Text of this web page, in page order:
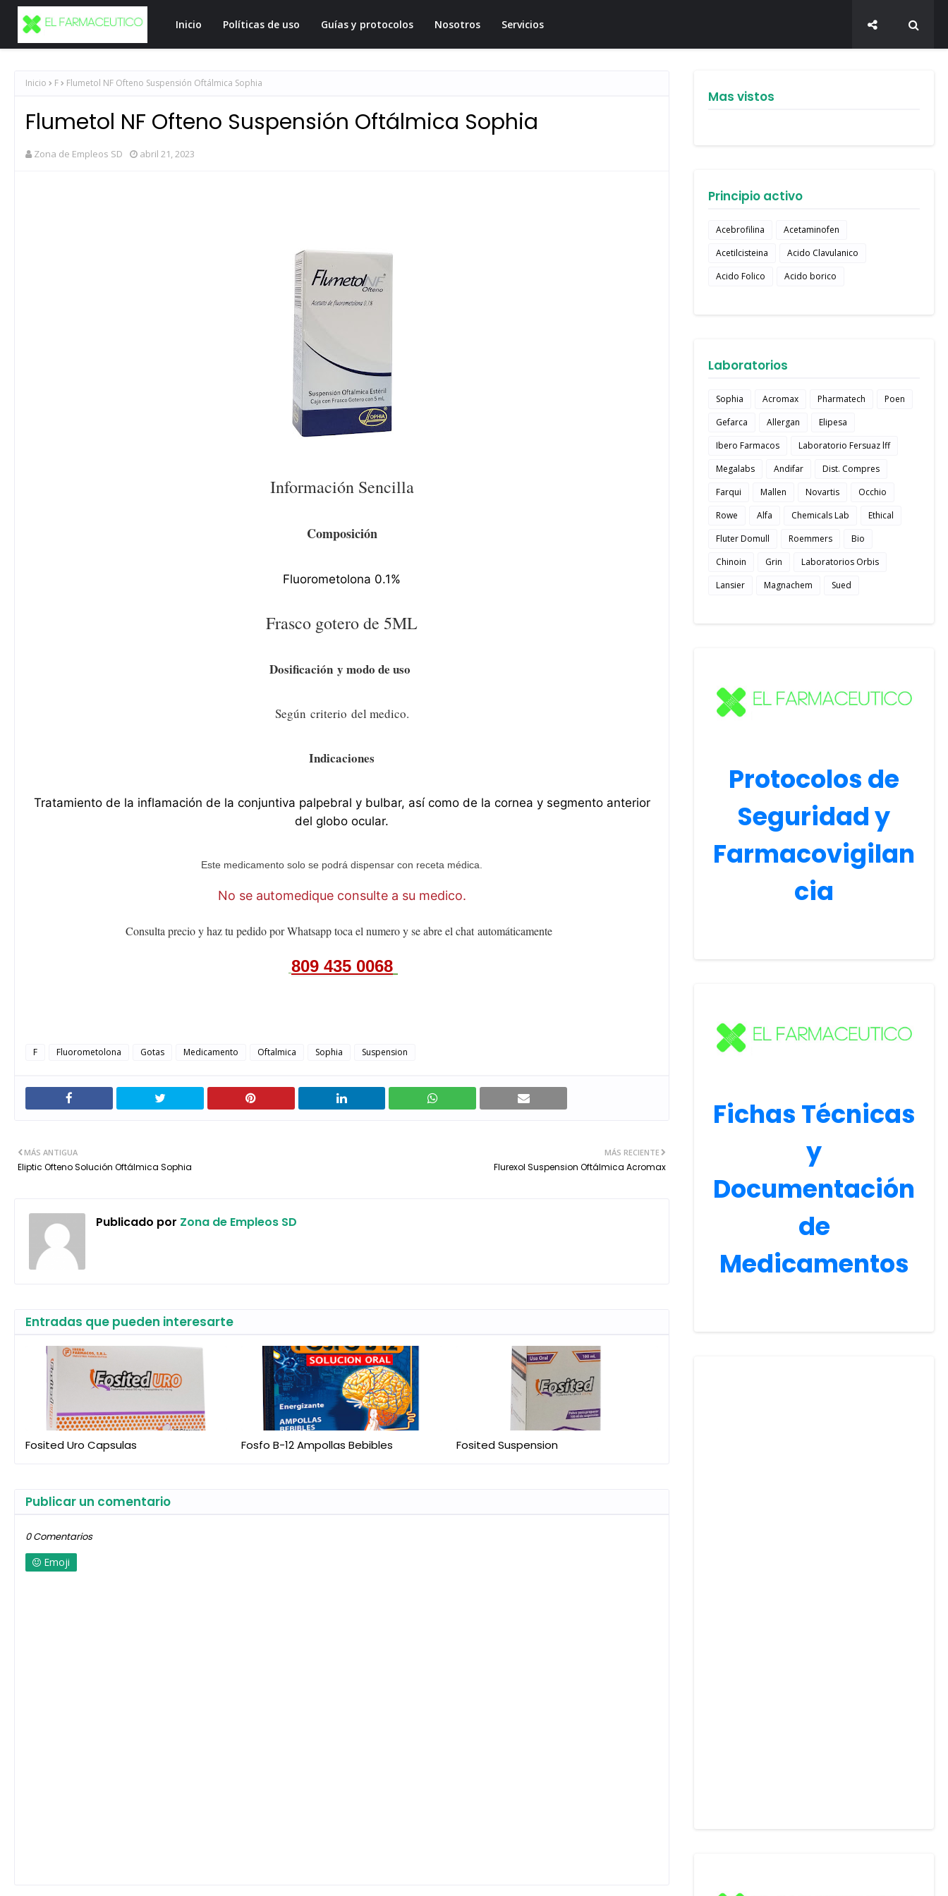
Inicio Políticas de uso Guías y protocolos Nosotros Servicios
Inicio F Flumetol NF Ofteno Suspensión Oftálmica Sophia
Flumetol NF Ofteno Suspensión Oftálmica Sophia
Zona de Empleos SD abril 21, 2023
Información Sencilla
Composición
Fluorometolona 0.1%
Frasco gotero de 5ML
Dosificacióny modo de uso
Según criterio del medico.
Indicaciones
Tratamiento de la inflamación de la conjuntiva palpebral y bulbar, así como de la cornea y segmento anterior
del globo ocular.
Este medicamento solo se podrá dispensar con receta médica.
No se automedique consulte a su medico.
Consulta precio y haz tu pedido por Whatsapp toca el numero y se abre el chatautomáticamente
809 435 0068
F Fluorometolona Gotas Medicamento Oftalmica Sophia Suspension
MÁS RECIENTE
Flurexol Suspension Oftálmica Acromax
MÁS ANTIGUA
Eliptic Ofteno Solución Oftálmica Sophia
Publicado por Zona de Empleos SD
Entradas que pueden interesarte
Fosited Uro Capsulas Fosfo B-12 Ampollas Bebibles Fosited Suspension
Publicar un comentario
0 Comentarios
Emoji
Mas vistos
Principio activo
Acebrofilina
Acetaminofen
Acetilcisteina
Acido Clavulanico
Acido Folico
Acido borico
Laboratorios
Sophia Acromax Pharmatech
Poen
Gefarca
Allergan
Elipesa
Ibero Farmacos
Laboratorio Fersuaz lff
Megalabs
Andifar
Dist. Compres
Farqui
Mallen Novartis
Occhio
Rowe
Alfa Chemicals Lab
Ethical
Fluter Domull
Roemmers
Bio
Chinoin
Grin
Laboratorios Orbis
Lansier
Magnachem Sued
Protocolos de
Seguridad y
Farmacovigilan
cia
Fichas Técnicas
y
Documentación
de
Medicamentos